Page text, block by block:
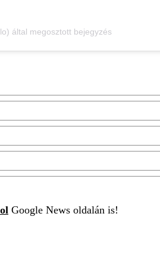
által megosztott bejegyzés
Google News oldalán is!